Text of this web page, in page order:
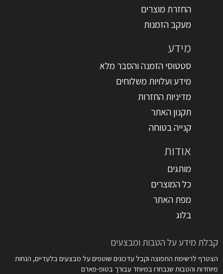
החזרת מוצרים
מעקב הזמנות
מידע
סטטוסי הזמנה והסבר מלא
מידע ועלויות משלוחים
מדיניות החזרות
תקנון האתר
קנייה בטוחה
אודות
מותגים
כל המוצרים
מפת האתר
בלוג
קבלת מידע על הטבות ומבצעים
הצטרף לרשימת התפוצה וקבל עדכונים שוטפים על מבצעים בלעדיים, הנחות
מיוחדות והטבות שנבחרו במיוחד עבורך בטופ-פארם